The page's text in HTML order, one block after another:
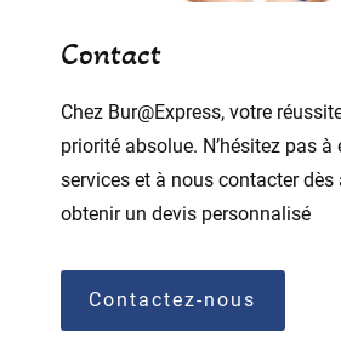
Contact
Chez Bur@Express, votre
priorité absolue. N’hésitez pas à
services et à nous contacter dès
obtenir un devis personnalisé
Contactez-nous